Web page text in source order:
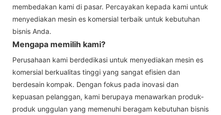
membedakan kami di pasar. Percayakan kepada kami untuk
menyediakan mesin es komersial terbaik untuk kebutuhan
bisnis Anda.
Mengapa memilih kami?
Perusahaan kami berdedikasi untuk menyediakan mesin es
komersial berkualitas tinggi yang sangat efisien dan
berdesain kompak. Dengan fokus pada inovasi dan
kepuasan pelanggan, kami berupaya menawarkan produk-
produk unggulan yang memenuhi beragam kebutuhan bisnis